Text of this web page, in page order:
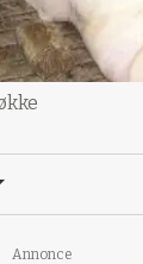
Annonce